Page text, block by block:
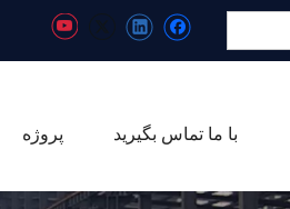
با ما تماس بگیرید پروژه